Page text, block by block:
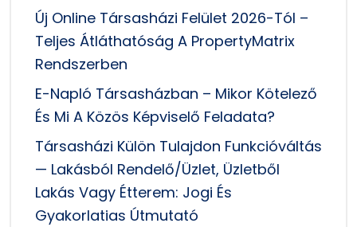
Új Online Társasházi Felület 2026-Tól –
Teljes Átláthatóság A PropertyMatrix
Rendszerben
E-Napló Társasházban – Mikor Kötelező
És Mi A Közös Képviselő Feladata?
Társasházi Külön Tulajdon Funkcióváltás
— Lakásból Rendelő/üzlet, Üzletből
Lakás Vagy Étterem: Jogi És
Gyakorlatias Útmutató